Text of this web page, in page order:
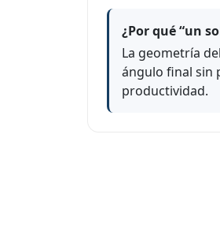
¿Por qué “un
La geometría
ángulo final sin
productividad.